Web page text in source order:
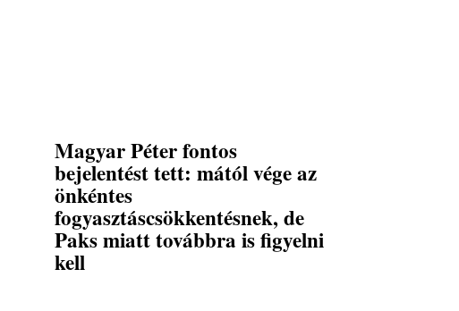
Magyar Péter fontos
bejelentést tett: mától vége az
önkéntes
fogyasztáscsökkentésnek, de
Paks miatt továbbra is figyelni
kell